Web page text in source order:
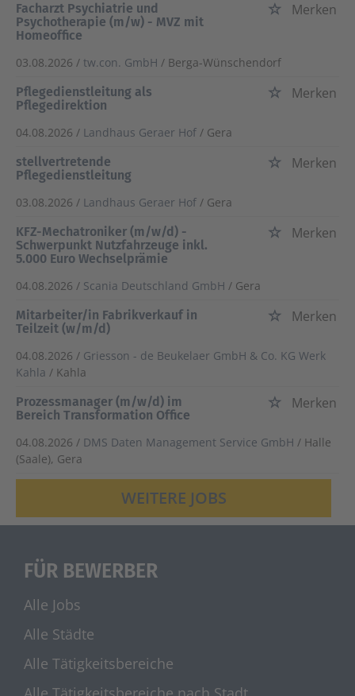
Facharzt Psychiatrie und
Psychotherapie (m/w) - MVZ mit
Homeoffice
Merken
03.08.2026 / tw.con. GmbH / Berga-Wünschendorf
Pflegedienstleitung als
Pflegedirektion
Merken
04.08.2026 / Landhaus Geraer Hof / Gera
stellvertretende
Pflegedienstleitung
Merken
03.08.2026 / Landhaus Geraer Hof / Gera
KFZ-Mechatroniker (m/w/d) -
Schwerpunkt Nutzfahrzeuge inkl.
5.000 Euro Wechselprämie
Merken
04.08.2026 / Scania Deutschland GmbH / Gera
Mitarbeiter/in Fabrikverkauf in
Teilzeit (w/m/d)
Merken
04.08.2026 / Griesson - de Beukelaer GmbH & Co. KG Werk
Kahla / Kahla
Prozessmanager (m/w/d) im
Bereich Transformation Office
Merken
04.08.2026 / DMS Daten Management Service GmbH / Halle
(Saale), Gera
WEITERE JOBS
FÜR BEWERBER
Alle Jobs
Alle Städte
Alle Tätigkeitsbereiche